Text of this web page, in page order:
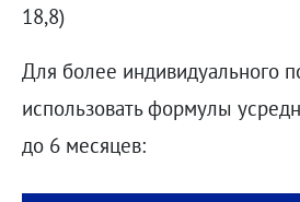
18,8)
Для более индивидуального
использовать формулы
до 6 месяцев: